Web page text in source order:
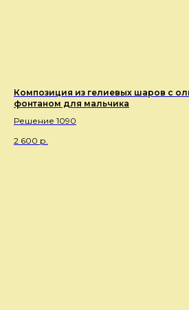
Композиция из гелиевых шаров с
фонтаном для мальчика
Решение 1090
2 600 р.